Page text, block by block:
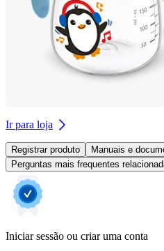
Ir para loja
Registrar produto
Manuais e
Perguntas mais frequentes
Iniciar sessão ou criar uma conta